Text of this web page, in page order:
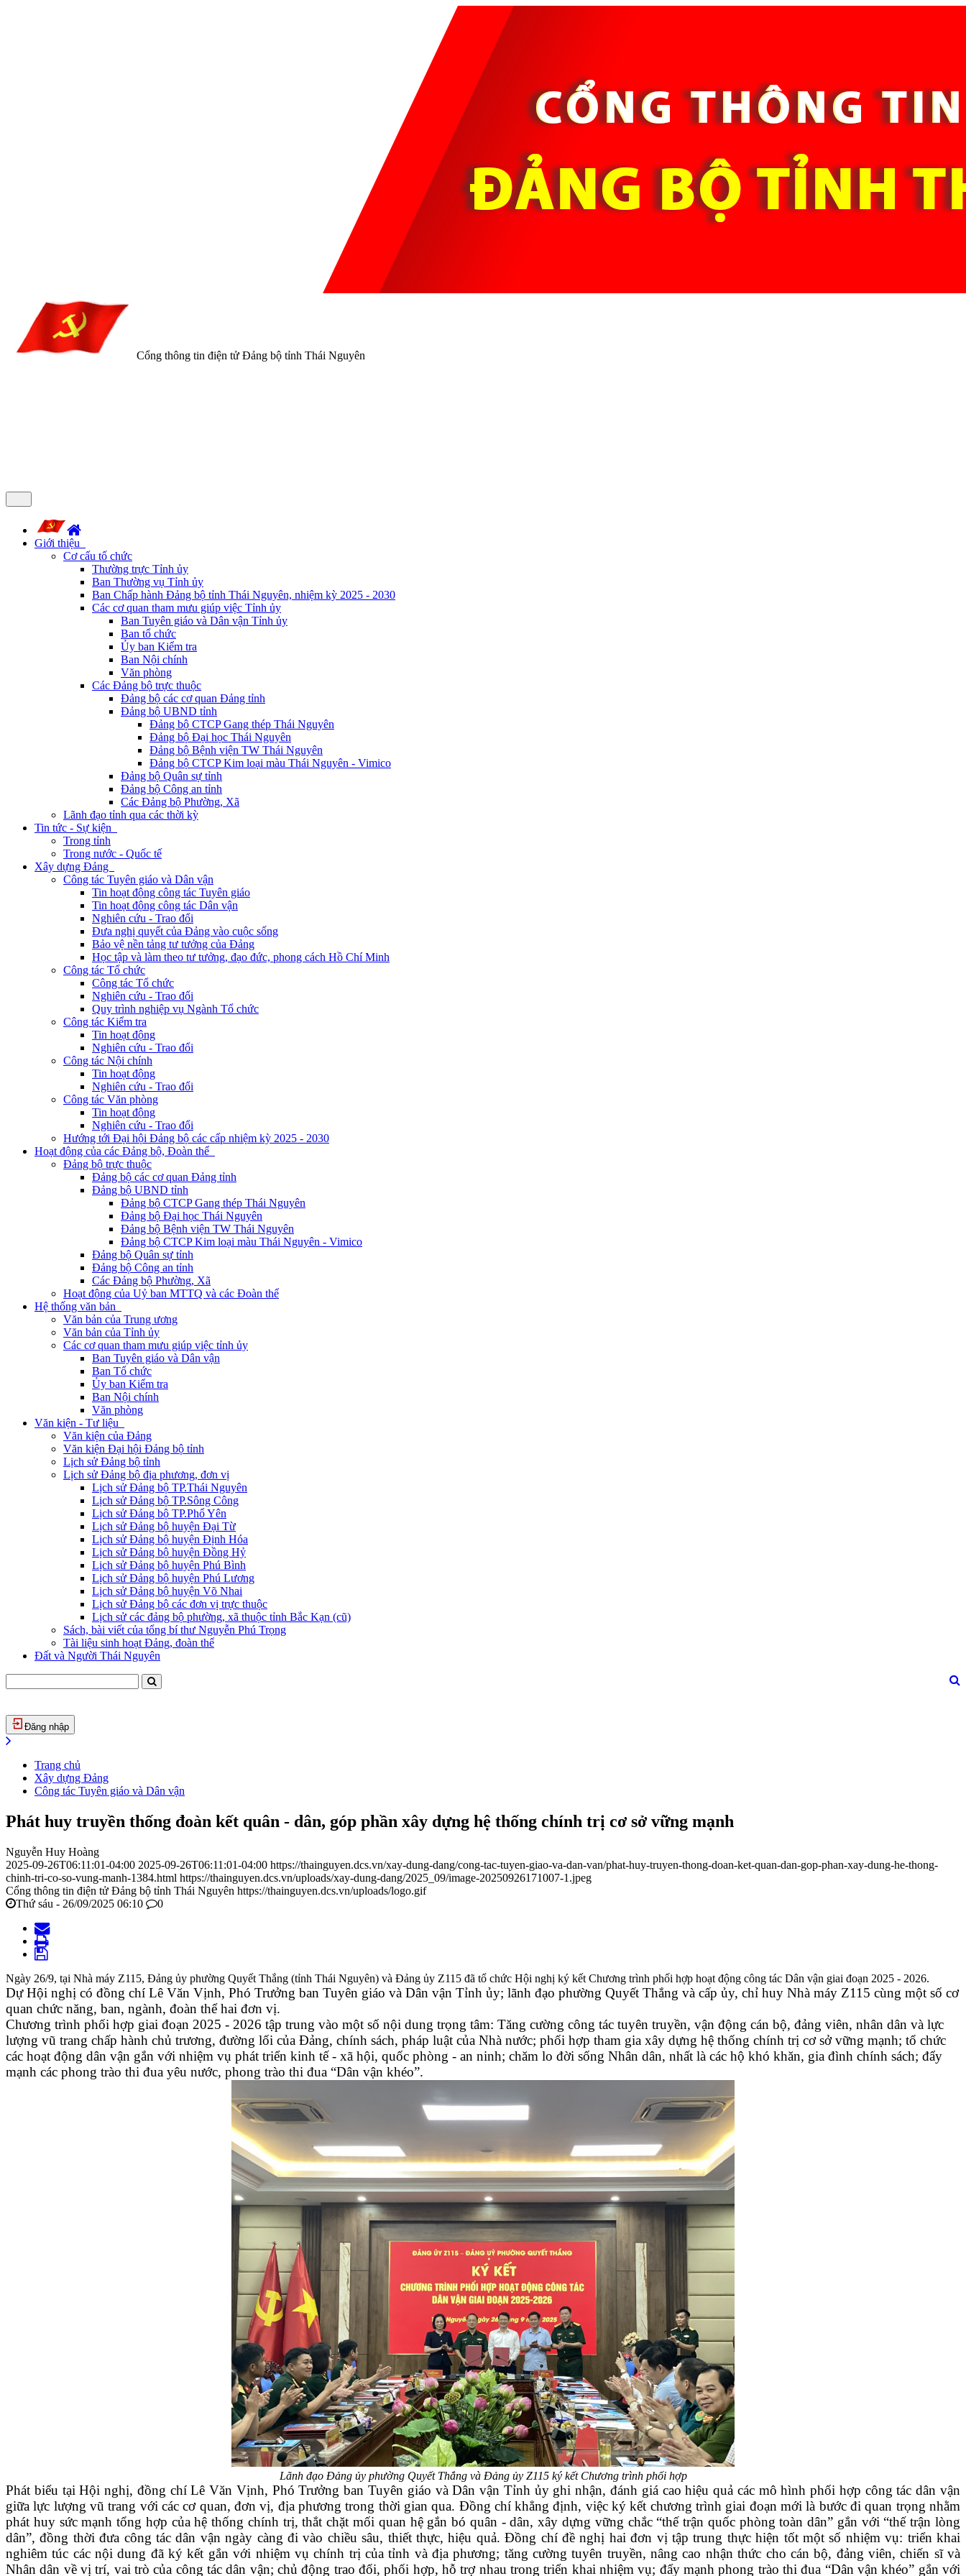
Cổng thông tin điện tử Đảng bộ tỉnh Thái Nguyên
Giới thiệu
Cơ cấu tổ chức
Thường trực Tỉnh ủy
Ban Thường vụ Tỉnh ủy
Ban Chấp hành Đảng bộ tỉnh Thái Nguyên, nhiệm kỳ 2025 - 2030
Các cơ quan tham mưu giúp việc Tỉnh ủy
Ban Tuyên giáo và Dân vận Tỉnh ủy
Ban tổ chức
Ủy ban Kiểm tra
Ban Nội chính
Văn phòng
Các Đảng bộ trực thuộc
Đảng bộ các cơ quan Đảng tỉnh
Đảng bộ UBND tỉnh
Đảng bộ CTCP Gang thép Thái Nguyên
Đảng bộ Đại học Thái Nguyên
Đảng bộ Bệnh viện TW Thái Nguyên
Đảng bộ CTCP Kim loại màu Thái Nguyên - Vimico
Đảng bộ Quân sự tỉnh
Đảng bộ Công an tỉnh
Các Đảng bộ Phường, Xã
Lãnh đạo tỉnh qua các thời kỳ
Tin tức - Sự kiện
Trong tỉnh
Trong nước - Quốc tế
Xây dựng Đảng
Công tác Tuyên giáo và Dân vận
Tin hoạt động công tác Tuyên giáo
Tin hoạt động công tác Dân vận
Nghiên cứu - Trao đổi
Đưa nghị quyết của Đảng vào cuộc sống
Bảo vệ nền tảng tư tưởng của Đảng
Học tập và làm theo tư tưởng, đạo đức, phong cách Hồ Chí Minh
Công tác Tổ chức
Công tác Tổ chức
Nghiên cứu - Trao đổi
Quy trình nghiệp vụ Ngành Tổ chức
Công tác Kiểm tra
Tin hoạt động
Nghiên cứu - Trao đổi
Công tác Nội chính
Tin hoạt động
Nghiên cứu - Trao đổi
Công tác Văn phòng
Tin hoạt động
Nghiên cứu - Trao đổi
Hướng tới Đại hội Đảng bộ các cấp nhiệm kỳ 2025 - 2030
Hoạt động của các Đảng bộ, Đoàn thể
Đảng bộ trực thuộc
Đảng bộ các cơ quan Đảng tỉnh
Đảng bộ UBND tỉnh
Đảng bộ CTCP Gang thép Thái Nguyên
Đảng bộ Đại học Thái Nguyên
Đảng bộ Bệnh viện TW Thái Nguyên
Đảng bộ CTCP Kim loại màu Thái Nguyên - Vimico
Đảng bộ Quân sự tỉnh
Đảng bộ Công an tỉnh
Các Đảng bộ Phường, Xã
Hoạt động của Uỷ ban MTTQ và các Đoàn thể
Hệ thống văn bản
Văn bản của Trung ương
Văn bản của Tỉnh ủy
Các cơ quan tham mưu giúp việc tỉnh ủy
Ban Tuyên giáo và Dân vận
Ban Tổ chức
Ủy ban Kiểm tra
Ban Nội chính
Văn phòng
Văn kiện - Tư liệu
Văn kiện của Đảng
Văn kiện Đại hội Đảng bộ tỉnh
Lịch sử Đảng bộ tỉnh
Lịch sử Đảng bộ địa phương, đơn vị
Lịch sử Đảng bộ TP.Thái Nguyên
Lịch sử Đảng bộ TP.Sông Công
Lịch sử Đảng bộ TP.Phổ Yên
Lịch sử Đảng bộ huyện Đại Từ
Lịch sử Đảng bộ huyện Định Hóa
Lịch sử Đảng bộ huyện Đồng Hỷ
Lịch sử Đảng bộ huyện Phú Bình
Lịch sử Đảng bộ huyện Phú Lương
Lịch sử Đảng bộ huyện Võ Nhai
Lịch sử Đảng bộ các đơn vị trực thuộc
Lịch sử các đảng bộ phường, xã thuộc tỉnh Bắc Kạn (cũ)
Sách, bài viết của tổng bí thư Nguyễn Phú Trọng
Tài liệu sinh hoạt Đảng, đoàn thể
Đất và Người Thái Nguyên
Đăng nhập
Trang chủ
Xây dựng Đảng
Công tác Tuyên giáo và Dân vận
Phát huy truyền thống đoàn kết quân - dân, góp phần xây dựng hệ thống chính trị cơ sở vững mạnh
Nguyễn Huy Hoàng
2025-09-26T06:11:01-04:00 2025-09-26T06:11:01-04:00 https://thainguyen.dcs.vn/xay-dung-dang/cong-tac-tuyen-giao-va-dan-van/phat-huy-truyen-thong-doan-ket-quan-dan-gop-phan-xay-dung-he-thong-
chinh-tri-co-so-vung-manh-1384.html https://thainguyen.dcs.vn/uploads/xay-dung-dang/2025_09/image-20250926171007-1.jpeg
Cổng thông tin điện tử Đảng bộ tỉnh Thái Nguyên https://thainguyen.dcs.vn/uploads/logo.gif
Thứ sáu - 26/09/2025 06:10
0
Ngày 26/9, tại Nhà máy Z115, Đảng ủy phường Quyết Thắng (tỉnh Thái Nguyên) và Đảng ủy Z115 đã tổ chức Hội nghị ký kết Chương trình phối hợp hoạt động công tác Dân vận giai đoạn 2025 - 2026.
Dự Hội nghị có đồng chí Lê Văn Vịnh, Phó Trưởng ban Tuyên giáo và Dân vận Tỉnh ủy; lãnh đạo phường Quyết Thắng và cấp ủy, chỉ huy Nhà máy Z115 cùng một số cơ
quan chức năng, ban, ngành, đoàn thể hai đơn vị.
Chương trình phối hợp giai đoạn 2025 - 2026 tập trung vào một số nội dung trọng tâm: Tăng cường công tác tuyên truyền, vận động cán bộ, đảng viên, nhân dân và lực
lượng vũ trang chấp hành chủ trương, đường lối của Đảng, chính sách, pháp luật của Nhà nước; phối hợp tham gia xây dựng hệ thống chính trị cơ sở vững mạnh; tổ chức
các hoạt động dân vận gắn với nhiệm vụ phát triển kinh tế - xã hội, quốc phòng - an ninh; chăm lo đời sống Nhân dân, nhất là các hộ khó khăn, gia đình chính sách; đẩy
mạnh các phong trào thi đua yêu nước, phong trào thi đua “Dân vận khéo”.
Lãnh đạo Đảng ủy phường Quyết Thắng và Đảng ủy Z115 ký kết Chương trình phối hợp
Phát biểu tại Hội nghị, đồng chí Lê Văn Vịnh, Phó Trưởng ban Tuyên giáo và Dân vận Tỉnh ủy ghi nhận, đánh giá cao hiệu quả các mô hình phối hợp công tác dân vận
giữa lực lượng vũ trang với các cơ quan, đơn vị, địa phương trong thời gian qua. Đồng chí khẳng định, việc ký kết chương trình giai đoạn mới là bước đi quan trọng nhằm
phát huy sức mạnh tổng hợp của hệ thống chính trị, thắt chặt mối quan hệ gắn bó quân - dân, xây dựng vững chắc “thế trận quốc phòng toàn dân” gắn với “thế trận lòng
dân”, đồng thời đưa công tác dân vận ngày càng đi vào chiều sâu, thiết thực, hiệu quả. Đồng chí đề nghị hai đơn vị tập trung thực hiện tốt một số nhiệm vụ: triển khai
nghiêm túc các nội dung đã ký kết gắn với nhiệm vụ chính trị của tỉnh và địa phương; tăng cường tuyên truyền, nâng cao nhận thức cho cán bộ, đảng viên, chiến sĩ và
Nhân dân về vị trí, vai trò của công tác dân vận; chủ động trao đổi, phối hợp, hỗ trợ nhau trong triển khai nhiệm vụ; đẩy mạnh phong trào thi đua “Dân vận khéo” gắn với